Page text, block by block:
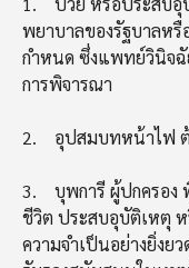
พยาบาลของรัฐบาลห
กำหนด ซึ่งแพทย์วินิจฉั
การพิจารณา
2. อุปสมบทหน้าไฟ ต้
3. บุพการี ผู้ปกครอง
ชีวิต ประสบอุบัติเหตุ
ความจำเป็นอย่างยิ่งย